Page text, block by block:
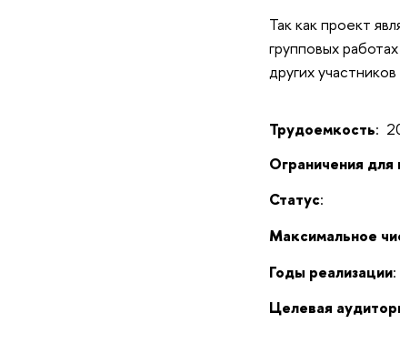
Так как проект
групповых
других
Трудоемкость:
Ограничения
Статус:
Максимальное
Годы реализации
Целевая